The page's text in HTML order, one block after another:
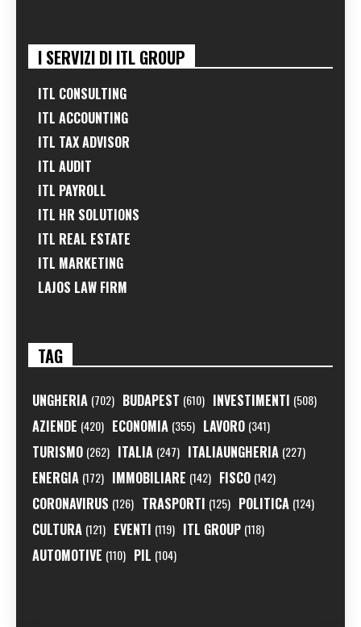
I SERVIZI DI ITL GROUP
ITL CONSULTING
ITL ACCOUNTING
ITL TAX ADVISOR
ITL AUDIT
ITL PAYROLL
ITL HR SOLUTIONS
ITL REAL ESTATE
ITL MARKETING
LAJOS LAW FIRM
TAG
UNGHERIA (702) BUDAPEST (610) INVESTIMENTI (508)
AZIENDE (420) ECONOMIA (355) LAVORO (341)
TURISMO (262) ITALIA (247) ITALIAUNGHERIA (227)
ENERGIA (172) IMMOBILIARE (142) FISCO (142)
CORONAVIRUS (126) TRASPORTI (125) POLITICA (124)
CULTURA (121) EVENTI (119) ITL GROUP (118)
AUTOMOTIVE (110) PIL (104)